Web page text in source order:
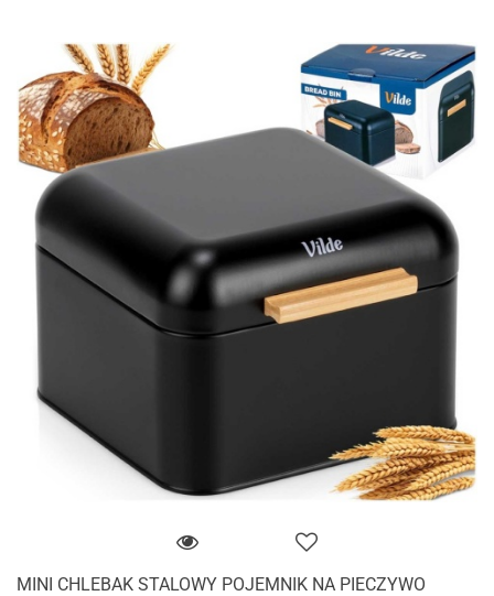
MINI CHLEBAK STALOWY POJEMNIK NA PIECZYWO